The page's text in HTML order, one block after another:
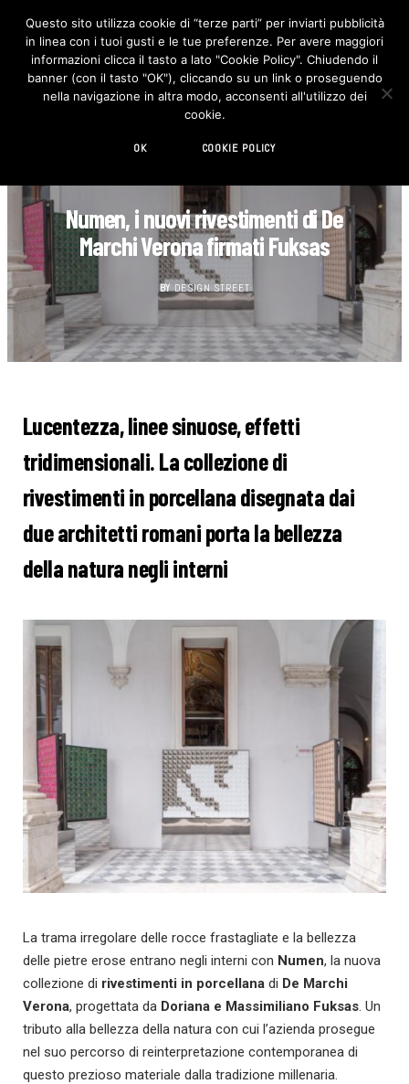
F
c
e
b
o
I
n
s
t
Numen, i nuovi rivestimenti di De
Marchi Verona firmati Fuksas
BY DESIGN STREET
Lucentezza, linee sinuose, effetti
tridimensionali. La collezione di
rivestimenti in porcellana disegnata dai
due architetti romani porta la bellezza
della natura negli interni
La trama irregolare delle rocce frastagliate e la bellezza
delle pietre erose entrano negli interni con Numen, la nuova
collezione di rivestimenti in porcellana di De Marchi
Verona, progettata da Doriana e Massimiliano Fuksas. Un
tributo alla bellezza della natura con cui l’azienda prosegue
nel suo percorso di reinterpretazione contemporanea di
questo prezioso materiale dalla tradizione millenaria.
Questo sito utilizza cookie di “terze parti” per inviarti pubblicità
in linea con i tuoi gusti e le tue preferenze. Per avere maggiori
informazioni clicca il tasto a lato "Cookie Policy". Chiudendo il
banner (con il tasto "OK"), cliccando su un link o proseguendo
nella navigazione in altra modo, acconsenti all'utilizzo dei
cookie.
OK COOKIE POLICY